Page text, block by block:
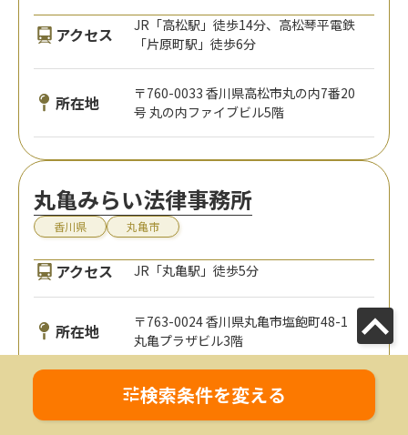
アクセス
JR「高松駅」徒歩14分、高松琴平電鉄
「片原町駅」徒歩6分
所在地
〒760-0033 香川県高松市丸の内7番20
号 丸の内ファイブビル5階
丸亀みらい法律事務所
香川県 丸亀市
アクセス JR「丸亀駅」徒歩5分
所在地
〒763-0024 香川県丸亀市塩飽町48-1
丸亀プラザビル3階
齊藤法律事務所
検索条件を変える